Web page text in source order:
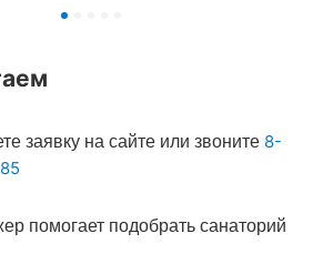
заявку на сайте или звоните 8-
помогает подобрать санаторий